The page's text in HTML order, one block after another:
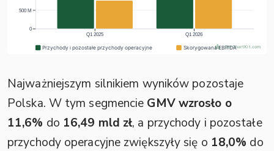
Najważniejszym silnikiem wyników pozostaje
Polska. W tym segmencie GMV wzrosło o
11,6% do 16,49 mld zł, a przychody i pozostałe
przychody operacyjne zwiększyły się o 18,0% do